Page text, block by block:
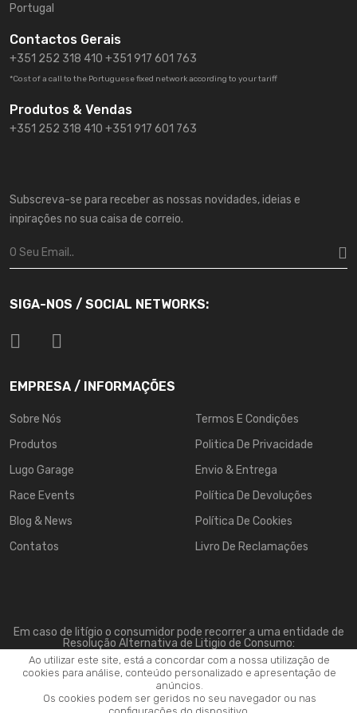
Portugal
Contactos Gerais
+351 252 318 410 +351 917 601 763
*Cost of a call to the Portuguese fixed network according to your tariff
Produtos & Vendas
+351 252 318 410 +351 917 601 763
Subscreva-se para receber as nossas novidades, ideias e
inpirações no sua caisa de correio.
SIGA-NOS / SOCIAL NETWORKS:
EMPRESA / INFORMAÇÕES
Sobre Nós
Produtos
Lugo Garage
Race Events
Blog & News
Contatos
Termos E Condições
Politica De Privacidade
Envio & Entrega
Política De Devoluções
Política De Cookies
Livro De Reclamações
Em caso de litígio o consumidor pode recorrer a uma entidade de
Resolução Alternativa de Litigio de Consumo:
Centro de Arbitragem de Conflitos de Consumo do Vale do Ave:
www.triave.pt
Ao utilizar este site, está a concordar com a nossa utilização de
cookies para análise, conteúdo personalizado e apresentação de
anúncios.
Os cookies podem ser geridos no seu navegador ou nas